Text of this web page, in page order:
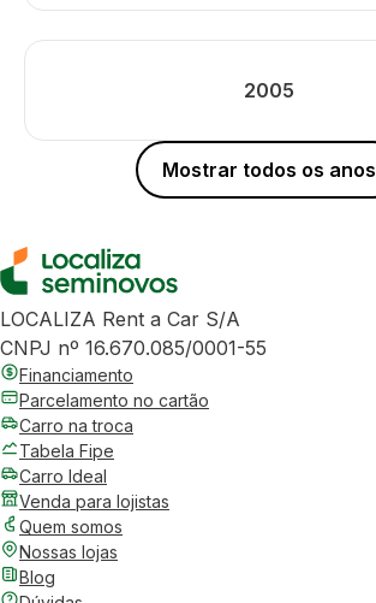
2005
Mostrar todos os anos
LOCALIZA Rent a Car S/A
CNPJ nº 16.670.085/0001-55
Financiamento
Parcelamento no cartão
Carro na troca
Tabela Fipe
Carro Ideal
Venda para lojistas
Quem somos
Nossas lojas
Blog